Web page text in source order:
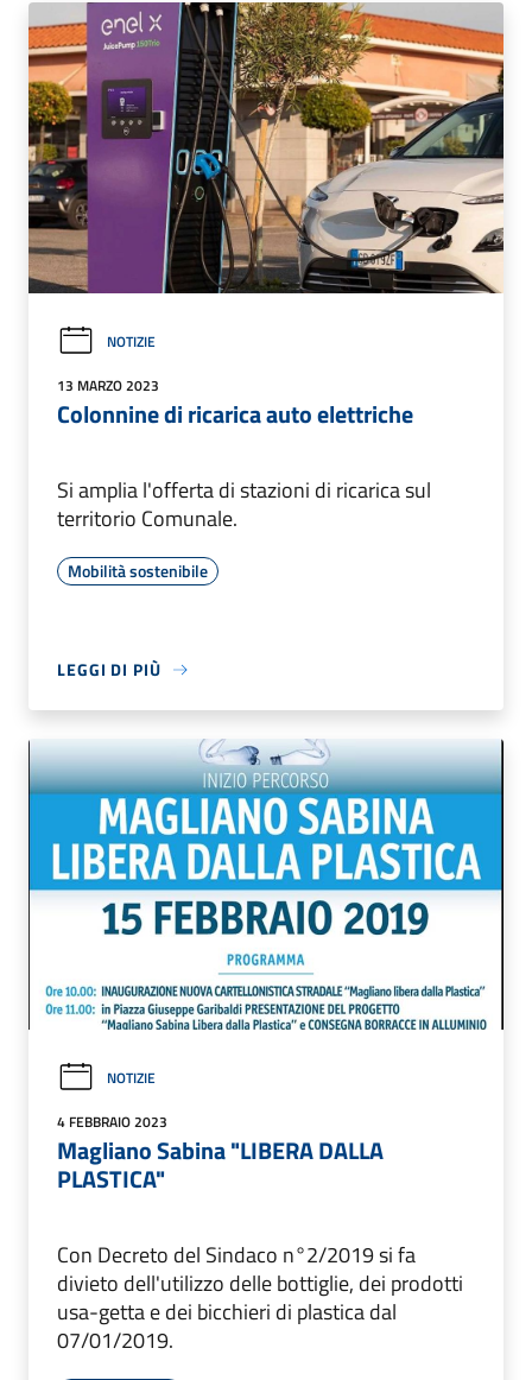
NOTIZIE
13 MARZO 2023
Colonnine di ricarica auto elettriche
Si amplia l'offerta di stazioni di ricarica sul
territorio Comunale.
Mobilità sostenibile
LEGGI DI PIÙ
NOTIZIE
4 FEBBRAIO 2023
Magliano Sabina "LIBERA DALLA
PLASTICA"
Con Decreto del Sindaco n°2/2019 si fa
divieto dell'utilizzo delle bottiglie, dei prodotti
usa-getta e dei bicchieri di plastica dal
07/01/2019.